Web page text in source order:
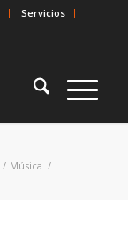
Servicios
/ Música /